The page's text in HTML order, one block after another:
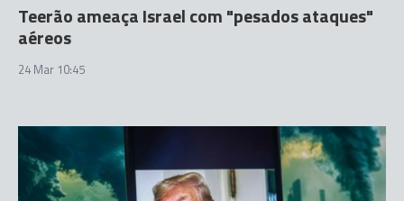
Teerão ameaça Israel com "pesados ataques"
aéreos
24 Mar 10:45